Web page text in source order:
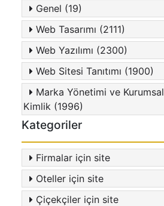
Genel (19)
Web Tasarımı (2111)
Web Yazılımı (2300)
Web Sitesi Tanıtımı (1900)
Marka Yönetimi ve Kurumsal
Kimlik (1996)
Kategoriler
Firmalar için site
Oteller için site
Çiçekçiler için site